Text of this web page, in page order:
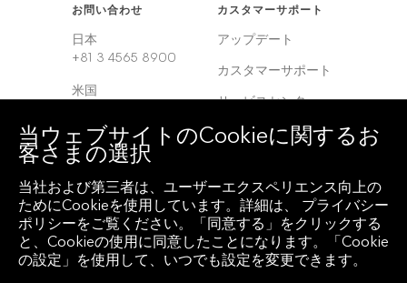
お問い合わせ
日本
+81 3 4565 8900
米国
ヨーロッパ
+44 20 7330 7500
アジア
+65 6212 1000
カスタマーサポート
アップデート
カスタマーサポート
サービスセンター
クライアント アクセ
地域
当ウェブサイトのCookieに関するお
客さまの選択
当社および第三者は、ユーザーエクスペリエンス向上の
ためにCookieを使用しています。詳細は、 プライバシー
ポリシーをご覧ください。「同意する」をクリックする
と、Cookieの使用に同意したことになります。「Cookie
の設定」を使用して、いつでも設定を変更できます。